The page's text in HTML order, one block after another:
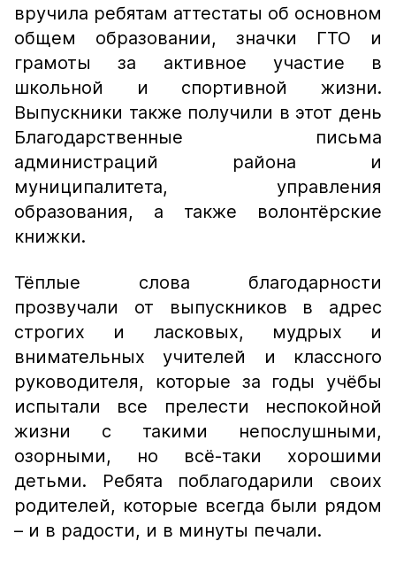
вручила ребятам аттестаты об основном
общем образовании, значки ГТО и
грамоты за активное участие в
школьной и спортивной жизни.
Выпускники также получили в этот день
Благодарственные письма
администраций района и
муниципалитета, управления
образования, а также волонтёрские
книжки.
Тёплые слова благодарности
прозвучали от выпускников в адрес
строгих и ласковых, мудрых и
внимательных учителей и классного
руководителя, которые за годы учёбы
испытали все прелести неспокойной
жизни с такими непослушными,
озорными, но всё-таки хорошими
детьми. Ребята поблагодарили своих
родителей, которые всегда были рядом
– и в радости, и в минуты печали.